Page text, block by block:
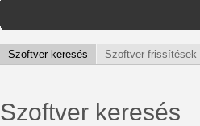
Szoftver keresés Szoftver frissítések
Szoftver keresés